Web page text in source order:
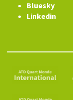
Bluesky
Linkedin